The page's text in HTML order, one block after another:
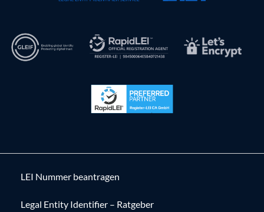
LEI Nummer beantragen
Legal Entity Identifier – Ratgeber